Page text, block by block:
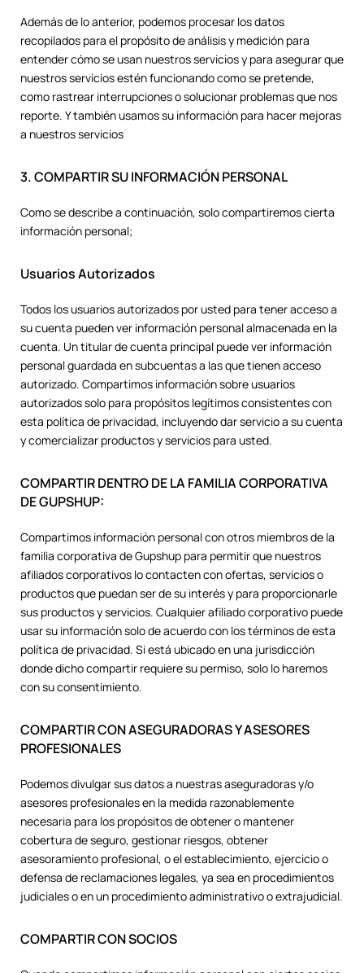
Además de lo anterior, podemos procesar los datos
recopilados para el propósito de análisis y medición para
entender cómo se usan nuestros servicios y para asegurar que
nuestros servicios estén funcionando como se pretende,
como rastrear interrupciones o solucionar problemas que nos
reporte. Y también usamos su información para hacer mejoras
a nuestros servicios
3. COMPARTIR SU INFORMACIÓN PERSONAL
Como se describe a continuación, solo compartiremos cierta
información personal;
Usuarios Autorizados
Todos los usuarios autorizados por usted para tener acceso a
su cuenta pueden ver información personal almacenada en la
cuenta. Un titular de cuenta principal puede ver información
personal guardada en subcuentas a las que tienen acceso
autorizado. Compartimos información sobre usuarios
autorizados solo para propósitos legítimos consistentes con
esta política de privacidad, incluyendo dar servicio a su cuenta
y comercializar productos y servicios para usted.
COMPARTIR DENTRO DE LA FAMILIA CORPORATIVA
DE GUPSHUP:
Compartimos información personal con otros miembros de la
familia corporativa de Gupshup para permitir que nuestros
afiliados corporativos lo contacten con ofertas, servicios o
productos que puedan ser de su interés y para proporcionarle
sus productos y servicios. Cualquier afiliado corporativo puede
usar su información solo de acuerdo con los términos de esta
política de privacidad. Si está ubicado en una jurisdicción
donde dicho compartir requiere su permiso, solo lo haremos
con su consentimiento.
COMPARTIR CON ASEGURADORAS Y ASESORES
PROFESIONALES
Podemos divulgar sus datos a nuestras aseguradoras y/o
asesores profesionales en la medida razonablemente
necesaria para los propósitos de obtener o mantener
cobertura de seguro, gestionar riesgos, obtener
asesoramiento profesional, o el establecimiento, ejercicio o
defensa de reclamaciones legales, ya sea en procedimientos
judiciales o en un procedimiento administrativo o extrajudicial.
COMPARTIR CON SOCIOS